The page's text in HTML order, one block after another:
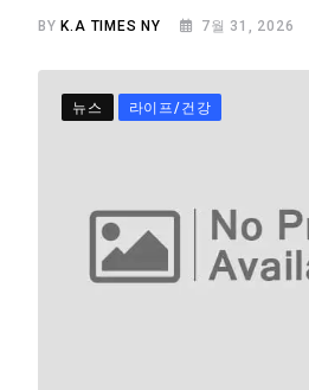
BYK.A TIMES NY 7월 31, 2026
뉴스 라이프/건강